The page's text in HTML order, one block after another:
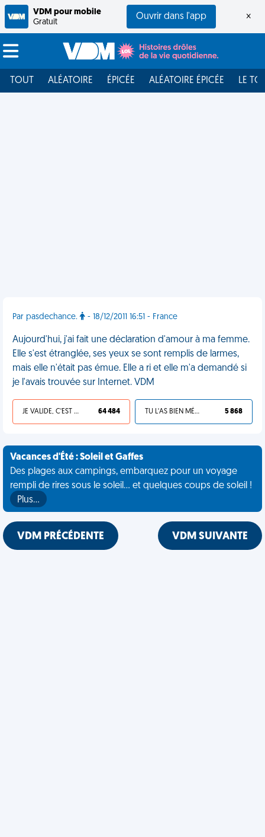
VDM pour mobile
Gratuit
Ouvrir dans l'app ×
TOUT ALÉATOIRE ÉPICÉE ALÉATOIRE ÉPICÉE LE
Par pasdechance. - 18/12/2011 16:51 - France
Aujourd'hui, j'ai fait une déclaration d'amour à ma femme.
Elle s'est étranglée, ses yeux se sont remplis de larmes,
mais elle n'était pas émue. Elle a ri et elle m'a demandé si
je l'avais trouvée sur Internet. VDM
JE VALIDE, C'EST UNE VDM 64 484 TU L'AS BIEN MÉRITÉ 5 868
Vacances d'Été : Soleil et Gaffes
Des plages aux campings, embarquez pour un voyage
rempli de rires sous le soleil... et quelques coups de soleil !
Plus…
VDM PRÉCÉDENTE VDM SUIVANTE